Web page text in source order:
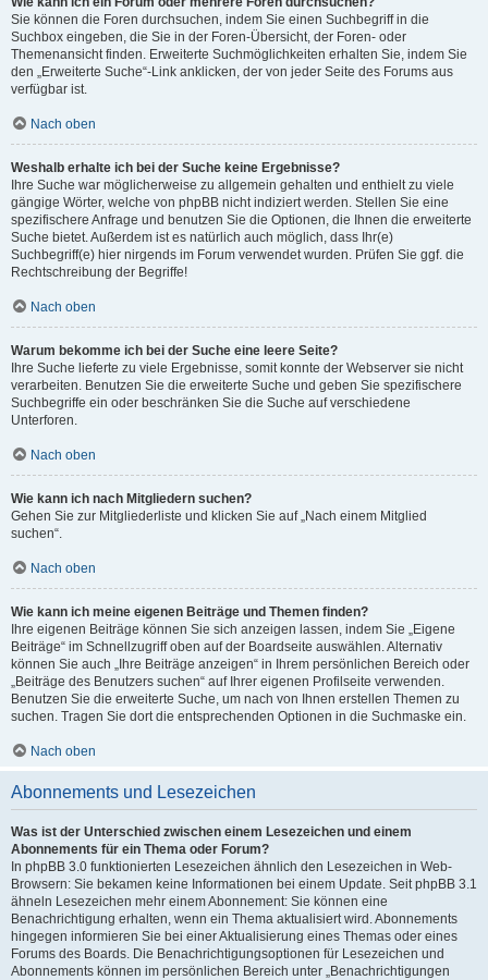
Sie können die Foren durchsuchen, indem Sie einen Suchbegriff in die
Suchbox eingeben, die Sie in der Foren-Übersicht, der Foren- oder
Themenansicht finden. Erweiterte Suchmöglichkeiten erhalten Sie, indem Sie
den „Erweiterte Suche“-Link anklicken, der von jeder Seite des Forums aus
verfügbar ist.
Nach oben
Weshalb erhalte ich bei der Suche keine Ergebnisse?
Ihre Suche war möglicherweise zu allgemein gehalten und enthielt zu viele
gängige Wörter, welche von phpBB nicht indiziert werden. Stellen Sie eine
spezifischere Anfrage und benutzen Sie die Optionen, die Ihnen die erweiterte
Suche bietet. Außerdem ist es natürlich auch möglich, dass Ihr(e)
Suchbegriff(e) hier nirgends im Forum verwendet wurden. Prüfen Sie ggf. die
Rechtschreibung der Begriffe!
Nach oben
Warum bekomme ich bei der Suche eine leere Seite?
Ihre Suche lieferte zu viele Ergebnisse, somit konnte der Webserver sie nicht
verarbeiten. Benutzen Sie die erweiterte Suche und geben Sie spezifischere
Suchbegriffe ein oder beschränken Sie die Suche auf verschiedene
Unterforen.
Nach oben
Wie kann ich nach Mitgliedern suchen?
Gehen Sie zur Mitgliederliste und klicken Sie auf „Nach einem Mitglied
suchen“.
Nach oben
Wie kann ich meine eigenen Beiträge und Themen finden?
Ihre eigenen Beiträge können Sie sich anzeigen lassen, indem Sie „Eigene
Beiträge“ im Schnellzugriff oben auf der Boardseite auswählen. Alternativ
können Sie auch „Ihre Beiträge anzeigen“ in Ihrem persönlichen Bereich oder
„Beiträge des Benutzers suchen“ auf Ihrer eigenen Profilseite verwenden.
Benutzen Sie die erweiterte Suche, um nach von Ihnen erstellen Themen zu
suchen. Tragen Sie dort die entsprechenden Optionen in die Suchmaske ein.
Nach oben
Abonnements und Lesezeichen
Was ist der Unterschied zwischen einem Lesezeichen und einem
Abonnements für ein Thema oder Forum?
In phpBB 3.0 funktionierten Lesezeichen ähnlich den Lesezeichen in Web-
Browsern: Sie bekamen keine Informationen bei einem Update. Seit phpBB 3.1
ähneln Lesezeichen mehr einem Abonnement: Sie können eine
Benachrichtigung erhalten, wenn ein Thema aktualisiert wird. Abonnements
hingegen informieren Sie bei einer Aktualisierung eines Themas oder eines
Forums des Boards. Die Benachrichtigungsoptionen für Lesezeichen und
Abonnements können im persönlichen Bereich unter „Benachrichtigungen